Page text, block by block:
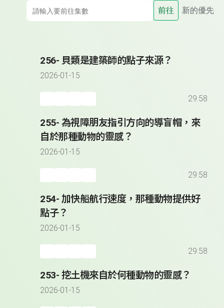
前往 新的優先
256- 貝類是建築師的點子來源？
2026-01-15
29:58
255- 為視障朋友指引方向的導盲帽，來
自於那種動物的靈感？
2026-01-15
29:58
254- 加快船航行速度，那種動物提供好
點子？
2026-01-15
29:58
253- 挖土機來自於何種動物的靈感？
2026-01-15